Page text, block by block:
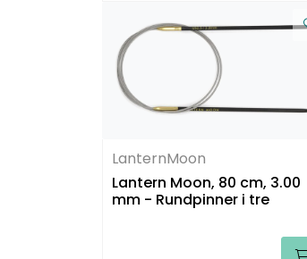
LanternMoon
Lantern Moon, 80 cm, 3.00
mm - Rundpinner i tre